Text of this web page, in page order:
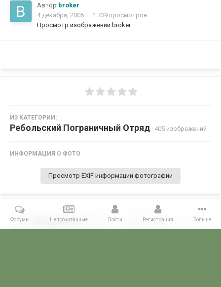
Автор broker
4 декабря, 2006
1 739 просмотров
Просмотр изображений broker
ИЗ КАТЕГОРИИ:
Ребольский Пограничный Отряд · 405 изображений
ИНФОРМАЦИЯ О ФОТО
Просмотр EXIF информации фотографии
Поделиться Подписчики 0
Форумы Непрочитанные Войти Регистрация Больше